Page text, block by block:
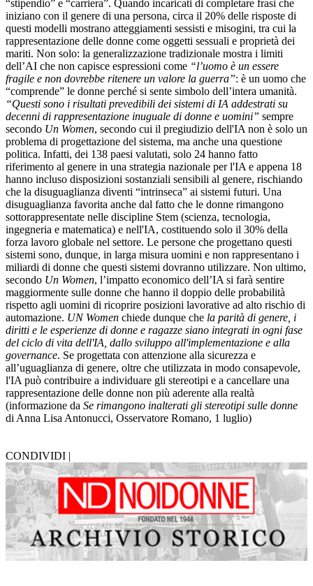
“stipendio” e “carriera”. Quando incaricati di completare frasi che
iniziano con il genere di una persona, circa il 20% delle risposte di
questi modelli mostrano atteggiamenti sessisti e misogini, tra cui la
rappresentazione delle donne come oggetti sessuali e proprietà dei
mariti. Non solo: la generalizzazione tradizionale mostra i limiti
dell’AI che non capisce espressioni come “l’uomo è un essere
fragile e non dovrebbe ritenere un valore la guerra”: è un uomo che
“comprende” le donne perché si sente simbolo dell’intera umanità.
“Questi sono i risultati prevedibili dei sistemi di IA addestrati su
decenni di rappresentazione inuguale di donne e uomini” sempre
secondo Un Women, secondo cui il pregiudizio dell'IA non è solo un
problema di progettazione del sistema, ma anche una questione
politica. Infatti, dei 138 paesi valutati, solo 24 hanno fatto
riferimento al genere in una strategia nazionale per l'IA e appena 18
hanno incluso disposizioni sostanziali sensibili al genere, rischiando
che la disuguaglianza diventi “intrinseca” ai sistemi futuri. Una
disuguaglianza favorita anche dal fatto che le donne rimangono
sottorappresentate nelle discipline Stem (scienza, tecnologia,
ingegneria e matematica) e nell'IA, costituendo solo il 30% della
forza lavoro globale nel settore. Le persone che progettano questi
sistemi sono, dunque, in larga misura uomini e non rappresentano i
miliardi di donne che questi sistemi dovranno utilizzare. Non ultimo,
secondo Un Women, l’impatto economico dell’IA si farà sentire
maggiormente sulle donne che hanno il doppio delle probabilità
rispetto agli uomini di ricoprire posizioni lavorative ad alto rischio di
automazione. UN Women chiede dunque che la parità di genere, i
diritti e le esperienze di donne e ragazze siano integrati in ogni fase
del ciclo di vita dell'IA, dallo sviluppo all'implementazione e alla
governance. Se progettata con attenzione alla sicurezza e
all’uguaglianza di genere, oltre che utilizzata in modo consapevole,
l'IA può contribuire a individuare gli stereotipi e a cancellare una
rappresentazione delle donne non più aderente alla realtà
(informazione da Se rimangono inalterati gli stereotipi sulle donne
di Anna Lisa Antonucci, Osservatore Romano, 1 luglio)
CONDIVIDI |